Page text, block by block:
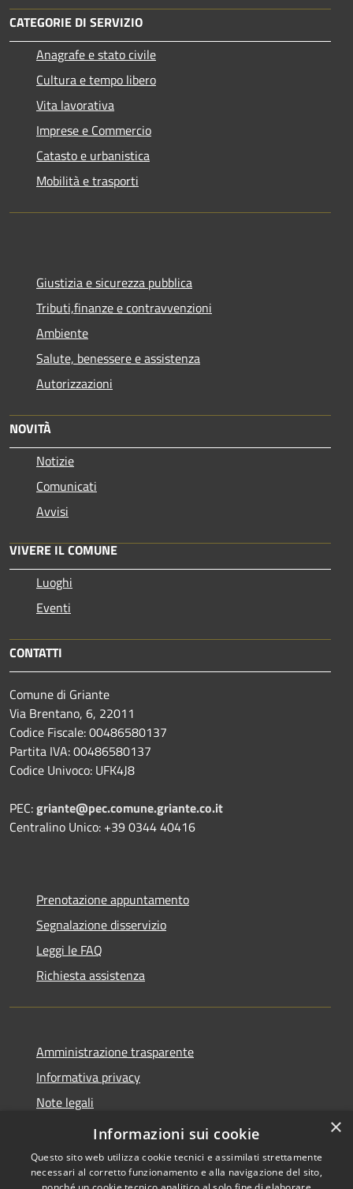
CATEGORIE DI SERVIZIO
Anagrafe e stato civile
Cultura e tempo libero
Vita lavorativa
Imprese e Commercio
Catasto e urbanistica
Mobilità e trasporti
Giustizia e sicurezza pubblica
Tributi,finanze e contravvenzioni
Ambiente
Salute, benessere e assistenza
Autorizzazioni
NOVITÀ
Notizie
Comunicati
Avvisi
VIVERE IL COMUNE
Luoghi
Eventi
CONTATTI
Comune di Griante
Via Brentano, 6, 22011
Codice Fiscale: 00486580137
Partita IVA: 00486580137
Codice Univoco: UFK4J8
PEC:griante@pec.comune.griante.co.it
Centralino Unico: +39 0344 40416
Prenotazione appuntamento
Segnalazione disservizio
Leggi le FAQ
Richiesta assistenza
Amministrazione trasparente
Informativa privacy
Note legali
Dichiarazione di accessibilità
×
Informazioni sui cookie
Questo sito web utilizza cookie tecnici e assimilati strettamente
necessari al corretto funzionamento e alla navigazione del sito,